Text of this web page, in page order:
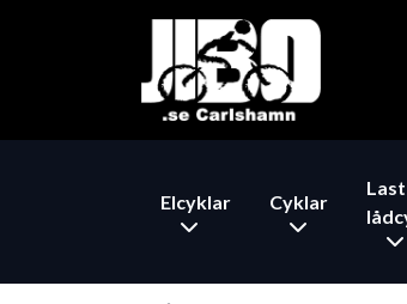
Elcyklar Cyklar